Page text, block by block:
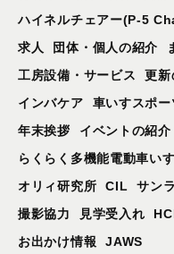
ハイネルチェアー(P-5
求人
団体・個人の紹介
工房設備・サービス
更新
インバケア
車いすスポー
年末挨拶
イベントの紹介
らくらく多機能電動車い
オリィ研究所
CIL
サン
撮影協力
見学受入れ
お出かけ情報
JAWS